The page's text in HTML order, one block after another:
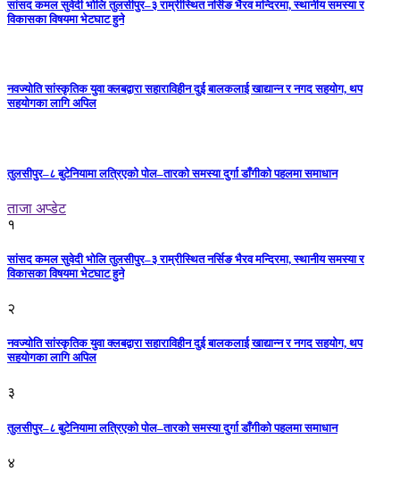
सांसद कमल सुवेदी भोलि तुलसीपुर–३ राम्रीस्थित नर्सिङ भैरव मन्दिरमा, स्थानीय समस्या र
विकासका विषयमा भेटघाट हुने
नवज्योति सांस्कृतिक युवा क्लबद्वारा सहाराविहीन दुई बालकलाई खाद्यान्न र नगद सहयोग, थप
सहयोगका लागि अपिल
तुलसीपुर–८ बुटेनियामा लत्रिएको पोल–तारको समस्या दुर्गा डाँगीको पहलमा समाधान
ताजा अप्डेट
१
सांसद कमल सुवेदी भोलि तुलसीपुर–३ राम्रीस्थित नर्सिङ भैरव मन्दिरमा, स्थानीय समस्या र
विकासका विषयमा भेटघाट हुने
२
नवज्योति सांस्कृतिक युवा क्लबद्वारा सहाराविहीन दुई बालकलाई खाद्यान्न र नगद सहयोग, थप
सहयोगका लागि अपिल
३
तुलसीपुर–८ बुटेनियामा लत्रिएको पोल–तारको समस्या दुर्गा डाँगीको पहलमा समाधान
४